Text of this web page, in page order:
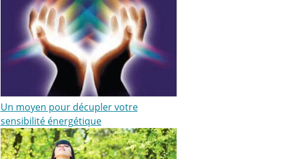
Un moyen pour décupler votre
sensibilité énergétique